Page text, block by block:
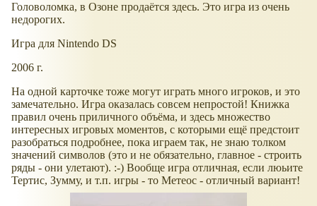
Головоломка, в Озоне продаётся здесь. Это игра из очень
недорогих.
Игра для Nintendo DS
2006 г.
На одной карточке тоже могут играть много игроков, и это
замечательно. Игра оказалась совсем непростой! Книжка
правил очень приличного объёма, и здесь множество
интересных игровых моментов, с которыми ещё предстоит
разобраться подробнее, пока играем так, не знаю толком
значений символов (это и не обязательно, главное - строить
ряды - они улетают). :-) Вообще игра отличная, если люьите
Тертис, Зумму, и т.п. игры - то Метеос - отличный вариант!